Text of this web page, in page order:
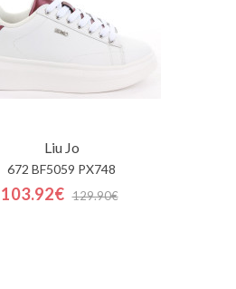
Liu Jo
672 BF5059 PX748
103.92€ 129.90€